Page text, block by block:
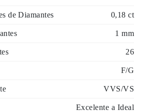
de Diamantes 0,18 ct
1 mm
26
F/G
VVS/VS
Excelente a Ideal